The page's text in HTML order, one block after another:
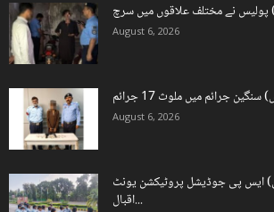
August 6, 2026
August 6, 2026
ایس پی جوڈیشل پروٹیکشن یونٹ
اقبال...